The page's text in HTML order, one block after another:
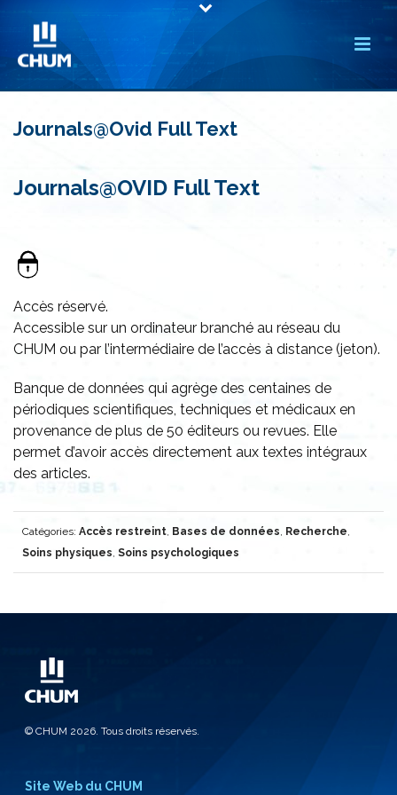
Journals@Ovid Full Text
Journals@OVID Full Text
Accès réservé.
Accessible sur un ordinateur branché au réseau du
CHUM ou par l’intermédiaire de l’accès à distance (jeton).
Banque de données qui agrège des centaines de
périodiques scientifiques, techniques et médicaux en
provenance de plus de 50 éditeurs ou revues. Elle
permet d’avoir accès directement aux textes intégraux
des articles.
Catégories: Accès restreint, Bases de données, Recherche,
Soins physiques, Soins psychologiques
© CHUM 2026. Tous droits réservés.
Site Web du CHUM